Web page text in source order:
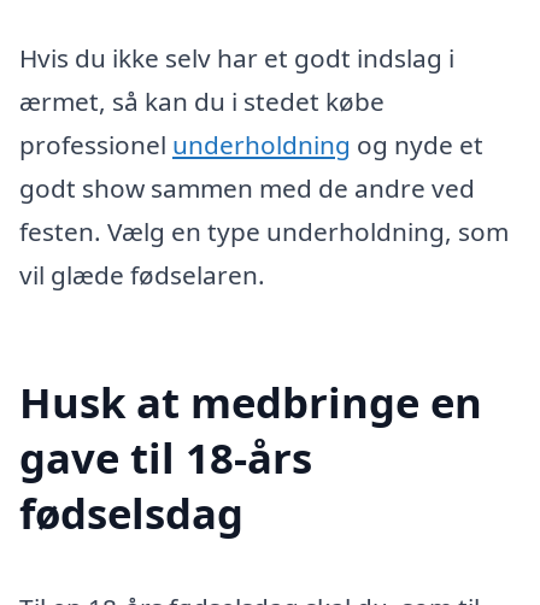
Hvis du ikke selv har et godt indslag i
ærmet, så kan du i stedet købe
professionel underholdning og nyde et
godt show sammen med de andre ved
festen. Vælg en type underholdning, som
vil glæde fødselaren.
Husk at medbringe en
gave til 18-års
fødselsdag